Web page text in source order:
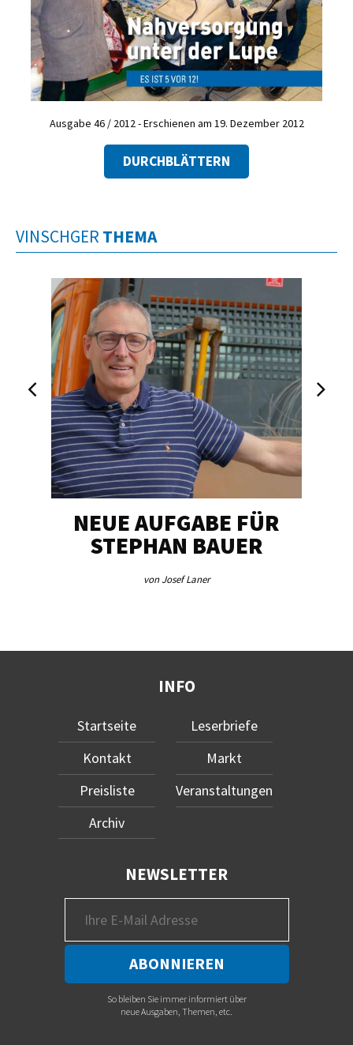
Ausgabe 46 / 2012 - Erschienen am 19. Dezember 2012
DURCHBLÄTTERN
VINSCHGER THEMA
NEUE AUFGABE FÜR
STEPHAN BAUER
von Josef Laner
INFO
Startseite
Kontakt
Preisliste
Archiv
Leserbriefe
Markt
Veranstaltungen
NEWSLETTER
So bleiben Sie immer informiert über
neue Ausgaben, Themen, etc.